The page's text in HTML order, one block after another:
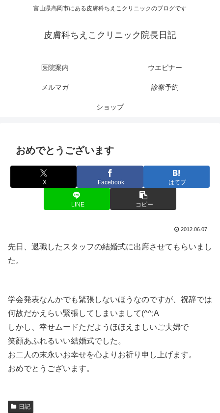
富山県高岡市にある皮膚科ちえこクリニックのブログです
皮膚科ちえこクリニック院長日記
医院案内 ウエビナー
メルマガ 診察予約
ショップ
おめでとうございます
X Facebook はてブ
LINE コピー
2012.06.07
先日、退職したスタッフの結婚式に出席させてもらいまし
た。
学会発表なんかでも緊張しないほうなのですが、祝辞では
何故だかえらい緊張してしまいまして(^^;A
しかし、幸せムードただようほほえましいご夫婦で
笑顔あふれるいい結婚式でした。
お二人の末永いお幸せを心よりお祈り申し上げます。
おめでとうございます。
日記